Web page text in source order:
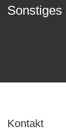
Sonstiges
Kontakt